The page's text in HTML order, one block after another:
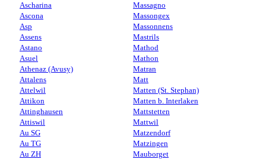
Ascharina
Ascona
Asp
Assens
Astano
Asuel
Athenaz (Avusy)
Attalens
Attelwil
Attikon
Attinghausen
Attiswil
Au SG
Au TG
Au ZH
Massagno
Massongex
Massonnens
Mastrils
Mathod
Mathon
Matran
Matt
Matten (St. Stephan)
Matten b. Interlaken
Mattstetten
Mattwil
Matzendorf
Matzingen
Mauborget